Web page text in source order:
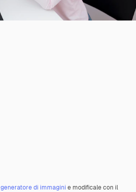
generatore di immagini e modificale con il